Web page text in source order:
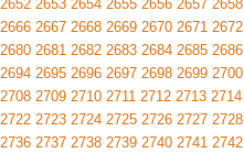
2652 2653 2654 2655 2656 2657 2658
2666 2667 2668 2669 2670 2671 2672
2680 2681 2682 2683 2684 2685 2686
2694 2695 2696 2697 2698 2699 2700
2708 2709 2710 2711 2712 2713 2714
2722 2723 2724 2725 2726 2727 2728
2736 2737 2738 2739 2740 2741 2742